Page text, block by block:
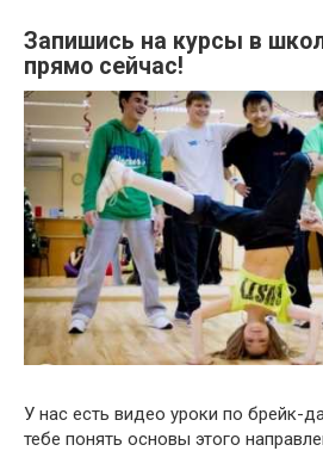
Запишись на курсы в
прямо сейчас!
У нас есть видео уроки по брейк-
тебе понять основы этого